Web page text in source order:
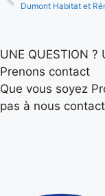
UNE QUESTION ?
Prenons contact
Que vous soyez
pas à nous